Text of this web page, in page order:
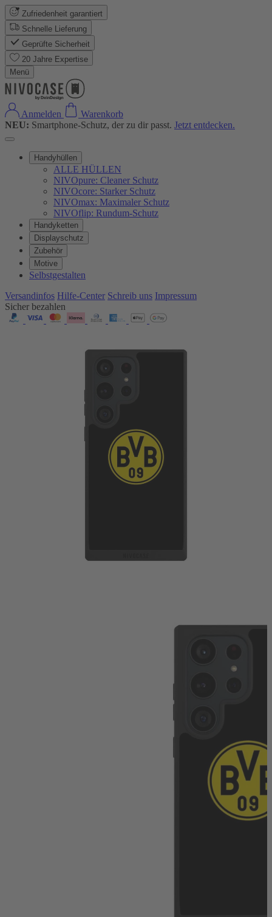
Zufriedenheit garantiert
Schnelle Lieferung
Geprüfte Sicherheit
20 Jahre Expertise
Menü
Anmelden
Warenkorb
NEU: Smartphone-Schutz, der zu dir passt. Jetzt entdecken.
Handyhüllen
ALLE HÜLLEN
NIVOpure: Cleaner Schutz
NIVOcore: Starker Schutz
NIVOmax: Maximaler Schutz
NIVOflip: Rundum-Schutz
Handyketten
Displayschutz
Zubehör
Motive
Selbstgestalten
Versandinfos Hilfe-Center Schreib uns Impressum
Sicher bezahlen